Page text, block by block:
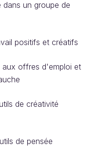
dans un groupe de
positifs et créatifs
aux offres d'emploi et
de créativité
de pensée